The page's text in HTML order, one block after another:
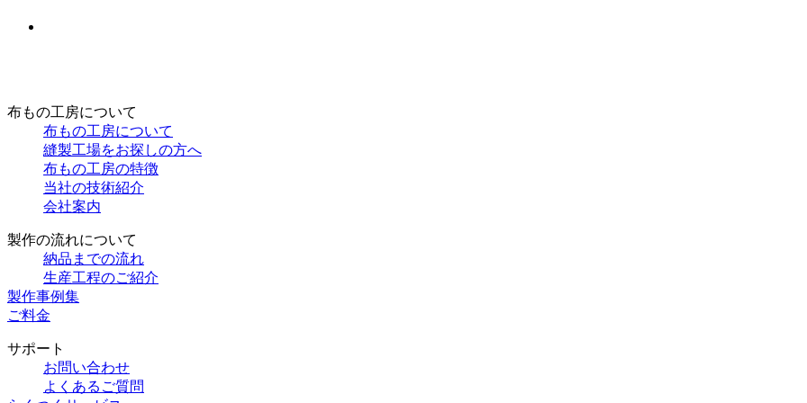
布もの工房について
布もの工房について
縫製工場をお探しの方へ
布もの工房の特徴
当社の技術紹介
会社案内
製作の流れについて
納品までの流れ
生産工程のご紹介
製作事例集
ご料金
サポート
お問い合わせ
よくあるご質問